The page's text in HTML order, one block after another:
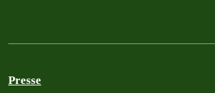
Presse